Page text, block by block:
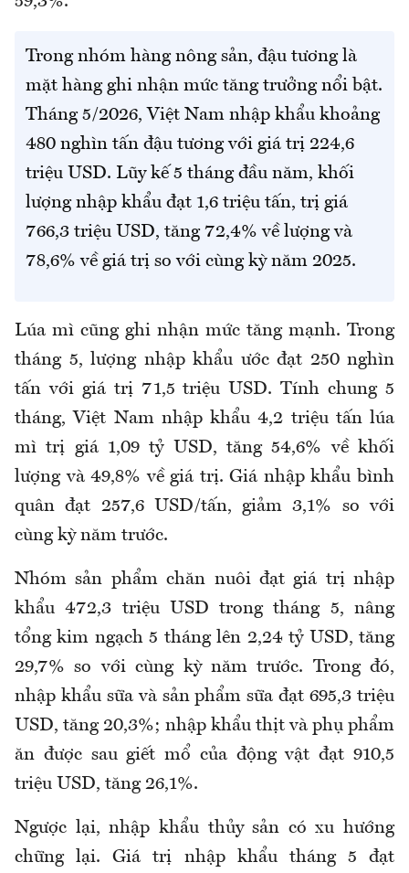
Trong nhóm hàng nông sản, đậu tương là
mặt hàng ghi nhận mức tăng trưởng nổi bật.
Tháng 5/2026, Việt Nam nhập khẩu khoảng
480 nghìn tấn đậu tương với giá trị 224,6
triệu USD. Lũy kế 5 tháng đầu năm, khối
lượng nhập khẩu đạt 1,6 triệu tấn, trị giá
766,3 triệu USD, tăng 72,4% về lượng và
78,6% về giá trị so với cùng kỳ năm 2025.
Lúa mì cũng ghi nhận mức tăng mạnh. Trong
tháng 5, lượng nhập khẩu ước đạt 250 nghìn
tấn với giá trị 71,5 triệu USD. Tính chung 5
tháng, Việt Nam nhập khẩu 4,2 triệu tấn lúa
mì trị giá 1,09 tỷ USD, tăng 54,6% về khối
lượng và 49,8% về giá trị. Giá nhập khẩu bình
quân đạt 257,6 USD/tấn, giảm 3,1% so với
cùng kỳ năm trước.
Nhóm sản phẩm chăn nuôi đạt giá trị nhập
khẩu 472,3 triệu USD trong tháng 5, nâng
tổng kim ngạch 5 tháng lên 2,24 tỷ USD, tăng
29,7% so với cùng kỳ năm trước. Trong đó,
nhập khẩu sữa và sản phẩm sữa đạt 695,3 triệu
USD, tăng 20,3%; nhập khẩu thịt và phụ phẩm
ăn được sau giết mổ của động vật đạt 910,5
triệu USD, tăng 26,1%.
Ngược lại, nhập khẩu thủy sản có xu hướng
chững lại. Giá trị nhập khẩu tháng 5 đạt